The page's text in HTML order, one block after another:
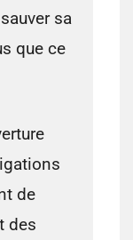
sa
que ce
de
des